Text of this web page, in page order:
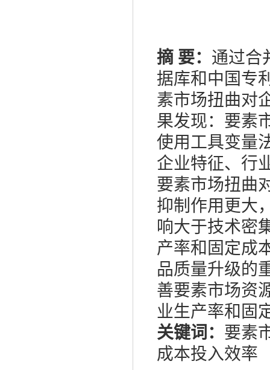
摘 要： 通过合
据库和中国专
素市场扭曲对
果发现：要素
使用工具变量
企业特征、行
要素市场扭曲
抑制作用更大
响大于技术密
产率和固定成
品质量升级的
善要素市场资
业生产率和固
关键词： 要素
成本投入效率